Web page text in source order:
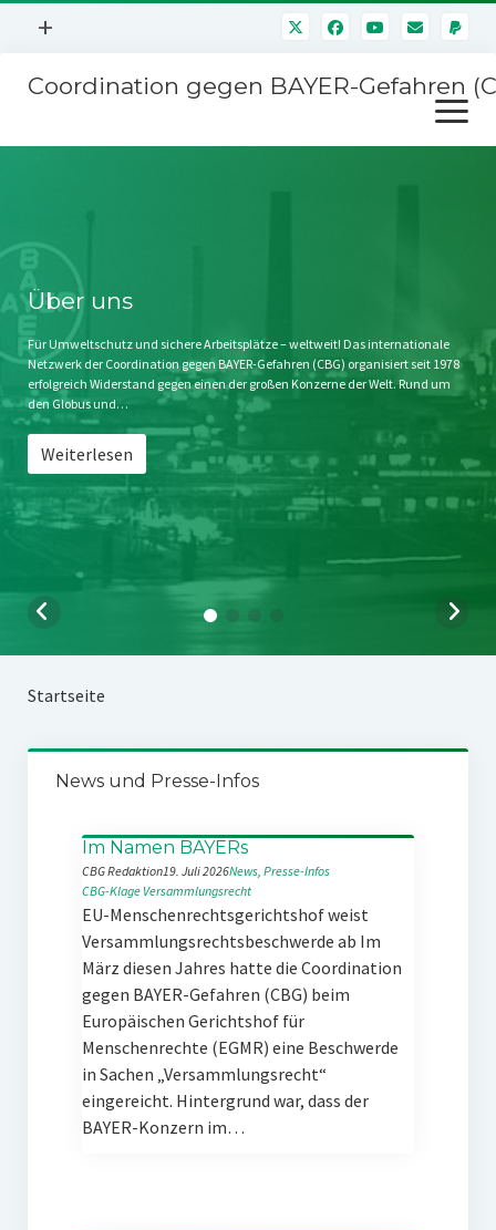
Menü
+
Mitmachen
Kontakt
Impressum
Störfälle
Coordination gegen BAYER-Gefahren
Menü
öffnen
Stichwort BAYER
Jahrestagung
SPENDEN
Über uns
Für Umweltschutz und sichere Arbeitsplätze – weltweit! Das internationale
Netzwerk der Coordination gegen BAYER-Gefahren (CBG) organisiert seit 1978
erfolgreich Widerstand gegen einen der großen Konzerne der Welt. Rund um
den Globus und…
Weiterlesen
Startseite
News und Presse-Infos
Im Namen BAYERs
CBG Redaktion19. Juli 2026News, Presse-Infos
CBG-Klage Versammlungsrecht
EU-Menschenrechtsgerichtshof weist
Versammlungsrechtsbeschwerde ab Im
März diesen Jahres hatte die Coordination
gegen BAYER-Gefahren (CBG) beim
Europäischen Gerichtshof für
Menschenrechte (EGMR) eine Beschwerde
in Sachen „Versammlungsrecht“
eingereicht. Hintergrund war, dass der
BAYER-Konzern im…